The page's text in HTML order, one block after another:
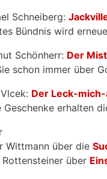
Schneiberg:
Bündnis wird
Schönherr: Der
schon immer über
Der Leck-
Geschenke erhalten
Wittmann über die
Rottensteiner über